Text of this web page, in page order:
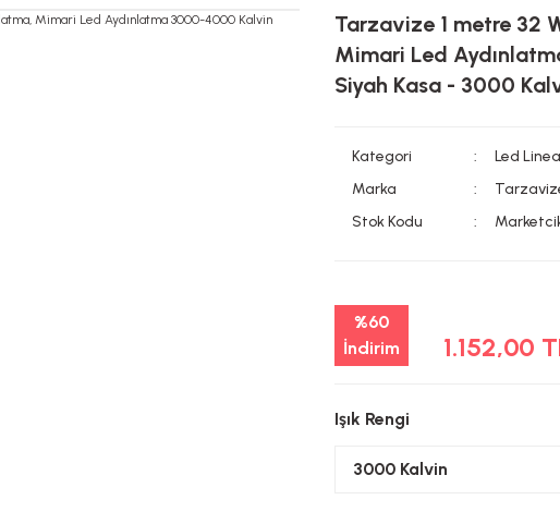
Tarzavize 1 metre 32
Mimari Led
Siyah Kasa - 3000
Kategori Led
Marka
Stok Kodu
%60
İndirim
1.152,00
Işık Rengi